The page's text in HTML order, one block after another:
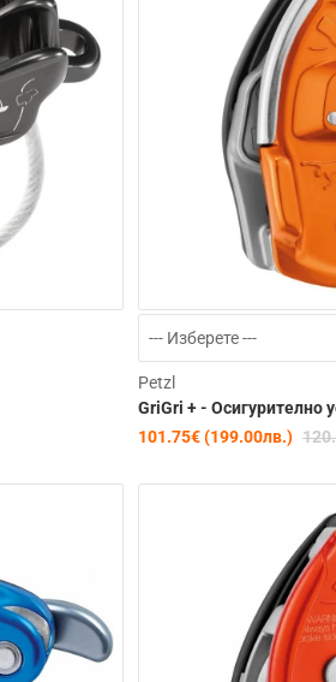
Petzl
GriGri + - Осигурително
101.75€ (199.00лв.)